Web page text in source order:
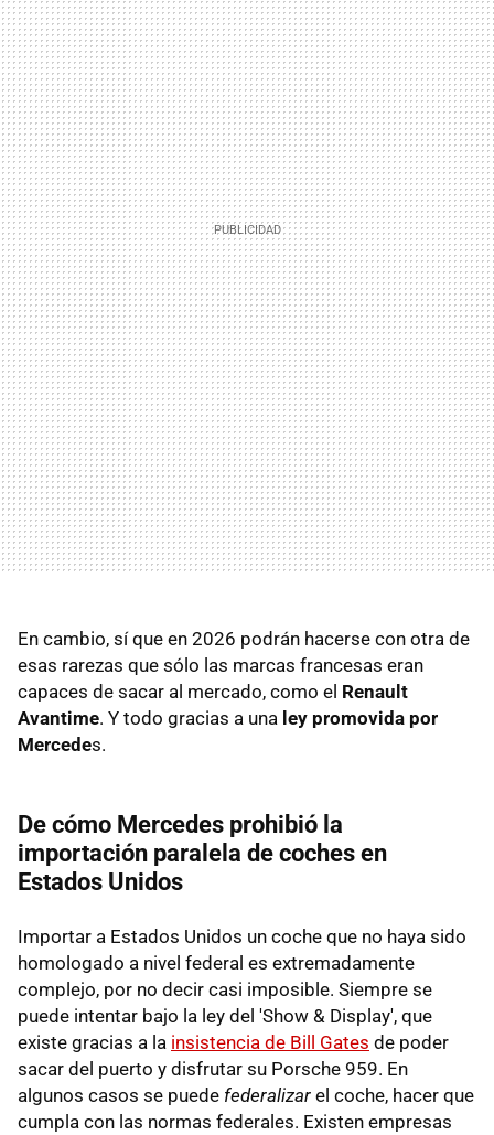
En cambio, sí que en 2026 podrán hacerse con otra de
esas rarezas que sólo las marcas francesas eran
capaces de sacar al mercado, como el Renault
Avantime. Y todo gracias a una ley promovida por
Mercedes.
De cómo Mercedes prohibió la
importación paralela de coches en
Estados Unidos
Importar a Estados Unidos un coche que no haya sido
homologado a nivel federal es extremadamente
complejo, por no decir casi imposible. Siempre se
puede intentar bajo la ley del 'Show & Display', que
existe gracias a la insistencia de Bill Gates de poder
sacar del puerto y disfrutar su Porsche 959. En
algunos casos se puede federalizar el coche, hacer que
cumpla con las normas federales. Existen empresas